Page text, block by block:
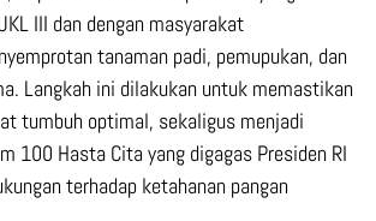
III dan dengan masyarakat
tanaman padi, pemupukan, dan
Langkah ini dilakukan untuk memastikan
tumbuh optimal, sekaligus menjadi
100 Hasta Cita yang digagas Presiden RI
terhadap ketahanan pangan